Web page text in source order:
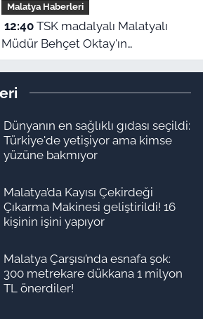
Malatya Haberleri
12:40TSK madalyalı Malatyalı
Müdür Behçet Oktay'ın
dosyasında FETÖ şüphesi! Bakan
Dünyanın en sağlıklı gıdası seçildi:
Türkiye'de yetişiyor ama kimse
yüzüne bakmıyor
Malatya’da Kayısı Çekirdeği
Çıkarma Makinesi geliştirildi! 16
kişinin işini yapıyor
Malatya Çarşısı’nda esnafa şok:
300 metrekare dükkana 1 milyon
TL önerdiler!